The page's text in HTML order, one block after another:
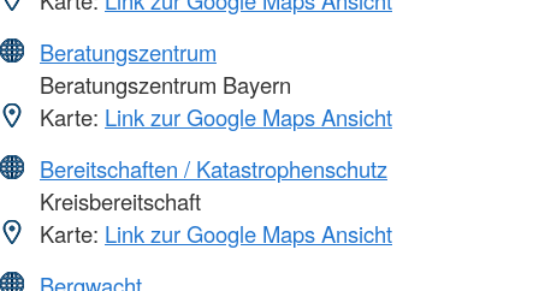
Beratungszentrum
Beratungszentrum Bayern
Karte: Link zur Google Maps Ansicht
Bereitschaften / Katastrophenschutz
Kreisbereitschaft
Karte: Link zur Google Maps Ansicht